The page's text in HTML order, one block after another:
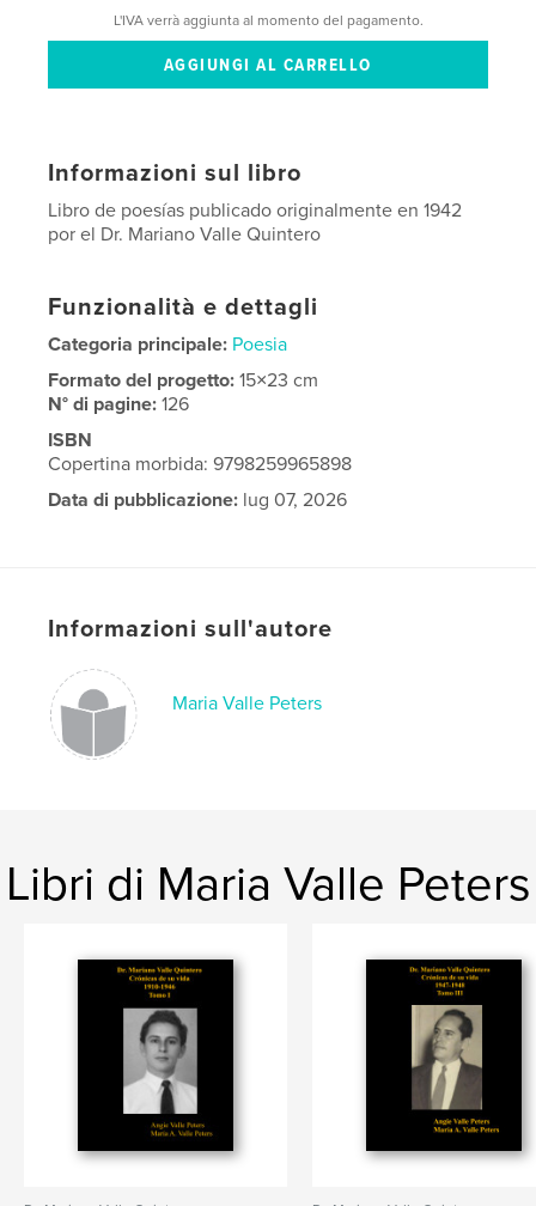
L'IVA verrà aggiunta al momento del pagamento.
Informazioni sul libro
Libro de poesías publicado originalmente en 1942
por el Dr. Mariano Valle Quintero
Funzionalità e dettagli
Categoria principale: Poesia
Formato del progetto:15×23 cm
N° di pagine:126
ISBN
Copertina morbida: 9798259965898
Data di pubblicazione: lug 07, 2026
Informazioni sull'autore
Maria Valle Peters
Libri di Maria Valle Peters